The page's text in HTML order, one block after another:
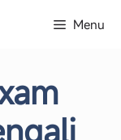
Menu